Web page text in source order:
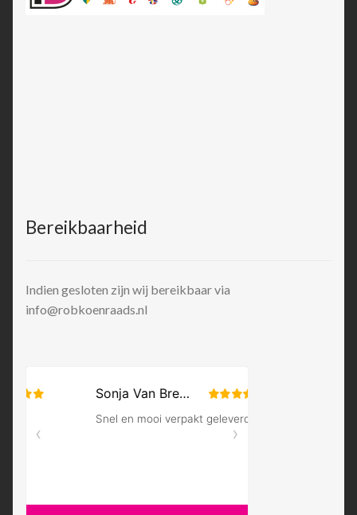
Bereikbaarheid
Indien gesloten zijn wij bereikbaar via
info@robkoenraads.nl